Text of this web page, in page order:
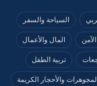
السياحة والسفر
المال والأعمال
تربية الطفل
والأحجار الكريمة